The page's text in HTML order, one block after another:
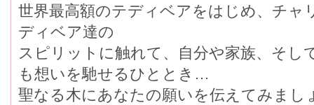
世界最高額のテディベアをはじめ、チャ
ディベア達の
スピリットに触れて、自分や家族、そし
も想いを馳せるひととき…
聖なる木にあなたの願いを伝えてみまし